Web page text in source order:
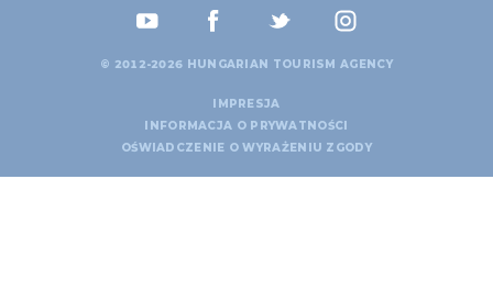
© 2012-2026 HUNGARIAN TOURISM AGENCY
IMPRESJA
INFORMACJA O PRYWATNOŚCI
OŚWIADCZENIE O WYRAŻENIU ZGODY